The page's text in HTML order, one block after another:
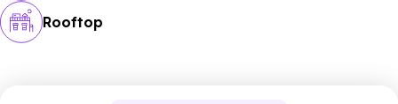
Rooftop